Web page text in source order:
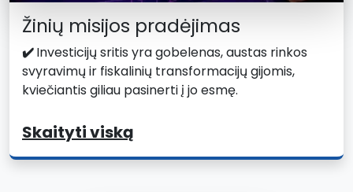
Žinių misijos pradėjimas
✔️Investicijų sritis yra gobelenas, austas rinkos
svyravimų ir fiskalinių transformacijų gijomis,
kviečiantis giliau pasinerti į jo esmę.
Skaityti viską